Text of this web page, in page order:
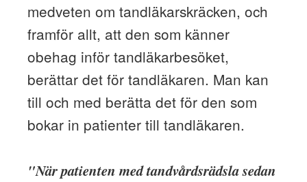
medveten om tandläkarskräcken, och
framför allt, att den som känner
obehag inför tandläkarbesöket,
berättar det för tandläkaren. Man kan
till och med berätta det för den som
bokar in patienter till tandläkaren.
"När patienten med tandvårdsrädsla sedan